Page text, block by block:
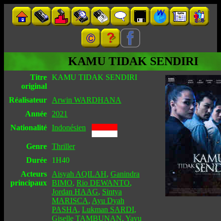
KAMU TIDAK SENDIRI
Titre
original
KAMU TIDAK SENDIRI
Réalisateur
Arwin WARDHANA
Année
2021
Nationalité Indonésien
Genre Thriller
Durée
1H40
Acteurs
principaux
Aisyah AQILAH, Ganindra
BIMO, Rio DEWANTO,
Jordan HAAG, Sintya
MARISCA, Ayu Dyah
PASHA, Lukman SARDI,
Giselle TAMBUNAN, Yayu